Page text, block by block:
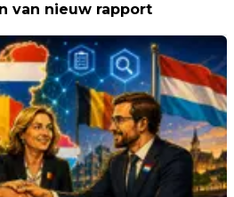
van nieuw rapport